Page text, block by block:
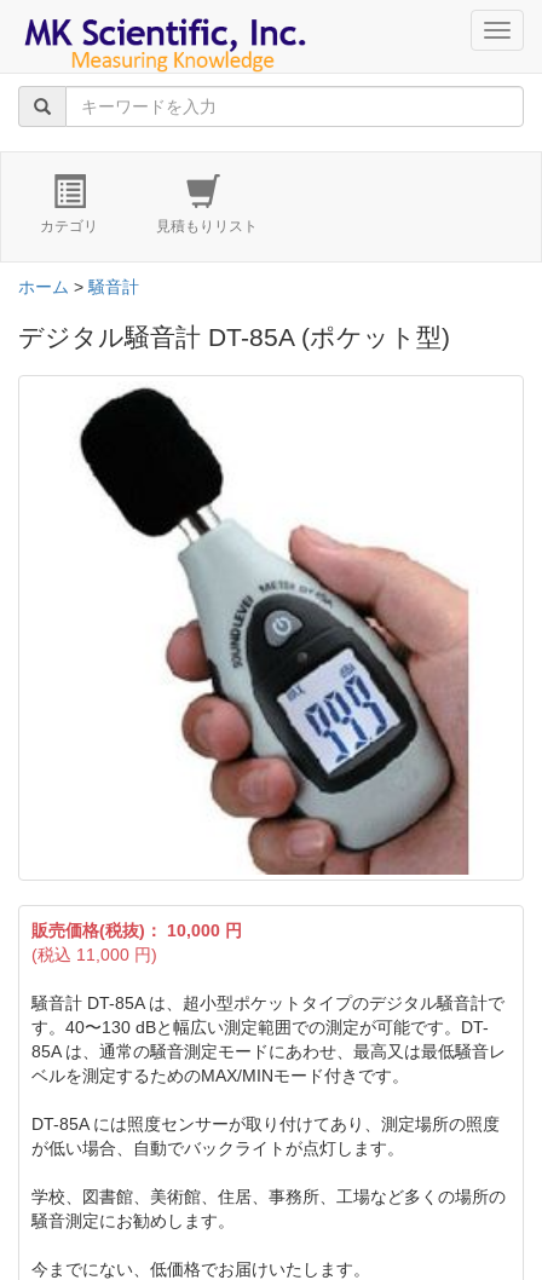
カテゴリ 見積もりリスト
ホーム > 騒音計
デジタル騒音計 DT-85A (ポケット型)
販売価格(税抜)： 10,000 円
(税込 11,000 円)
騒音計 DT-85A は、超小型ポケットタイプのデジタル騒音計で
す。40〜130 dBと幅広い測定範囲での測定が可能です。DT-
85A は、通常の騒音測定モードにあわせ、最高又は最低騒音レ
ベルを測定するためのMAX/MINモード付きです。
DT-85A には照度センサーが取り付けてあり、測定場所の照度
が低い場合、自動でバックライトが点灯します。
学校、図書館、美術館、住居、事務所、工場など多くの場所の
騒音測定にお勧めします。
今までにない、低価格でお届けいたします。